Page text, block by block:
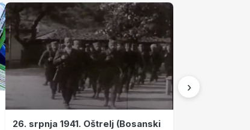
26. srpnja 1941. Oštrelj (Bosanski
›